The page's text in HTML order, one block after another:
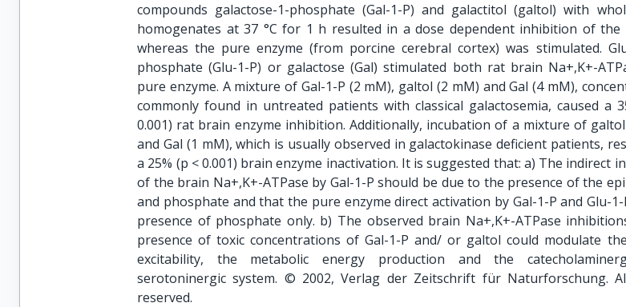
compounds galactose-1-phosphate (Gal-1-P) and galactitol (galtol) with
homogenates at 37 °C for 1 h resulted in a dose dependent inhibition of the
whereas the pure enzyme (from porcine cerebral cortex) was stimulated.
phosphate (Glu-1-P) or galactose (Gal) stimulated both rat brain Na+,K+-
pure enzyme. A mixture of Gal-1-P (2 mM), galtol (2 mM) and Gal (4 mM),
commonly found in untreated patients with classical galactosemia, caused a
0.001) rat brain enzyme inhibition. Additionally, incubation of a mixture of
and Gal (1 mM), which is usually observed in galactokinase deficient patients,
a 25% (p < 0.001) brain enzyme inactivation. It is suggested that: a) The indirect
of the brain Na+,K+-ATPase by Gal-1-P should be due to the presence of the
and phosphate and that the pure enzyme direct activation by Gal-1-P and Glu-
presence of phosphate only. b) The observed brain Na+,K+-ATPase
presence of toxic concentrations of Gal-1-P and/ or galtol could modulate
excitability, the metabolic energy production and the
serotoninergic system. © 2002, Verlag der Zeitschrift für Naturforschung.
reserved.